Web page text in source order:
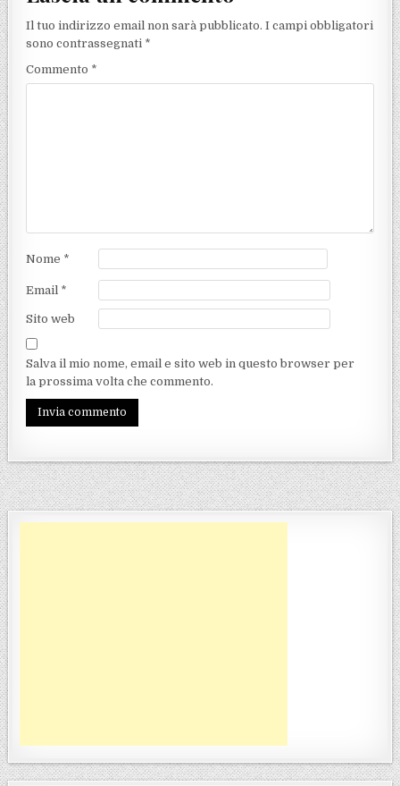
Il tuo indirizzo email non sarà pubblicato. I campi obbligatori
sono contrassegnati *
Commento *
Nome *
Email *
Sito web
Salva il mio nome, email e sito web in questo browser per
la prossima volta che commento.